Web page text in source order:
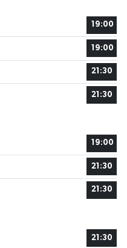
19:00
19:00
21:30
21:30
19:00
21:30
21:30
21:30